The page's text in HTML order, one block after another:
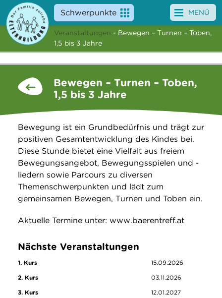
Schwerpunkte
Angebote
News
Über uns
Suche
MENÜ
Veranstaltungen - Bewegen – Turnen – Toben,
1,5 bis 3 Jahre
Bewegen – Turnen – Toben,
1,5 bis 3 Jahre
Bewegung ist ein Grundbedürfnis und trägt zur
positiven Gesamtentwicklung des Kindes bei.
Diese Stunde bietet eine Vielfalt aus freiem
Bewegungsangebot, Bewegungsspielen und -
liedern sowie Parcours zu diversen
Themenschwerpunkten und lädt zum
gemeinsamen Bewegen, Turnen und Toben ein.
Aktuelle Termine unter: www.baerentreff.at
Nächste Veranstaltungen
1. Kurs
15.09.2026
2. Kurs
03.11.2026
3. Kurs
12.01.2027